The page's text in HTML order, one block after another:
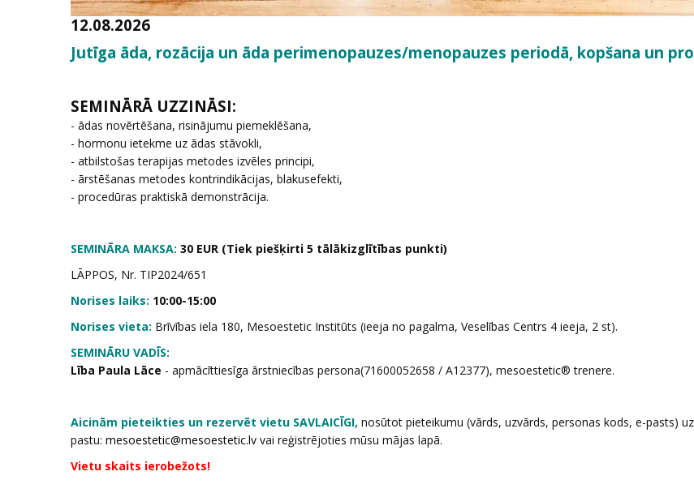
12.08.2026
Jutīga āda, rozācija un āda perimenopauzes/menopauzes periodā, kopšana un
SEMINĀRĀ UZZINĀSI:
- ādas novērtēšana, risinājumu piemeklēšana,
- hormonu ietekme uz ādas stāvokli,
- atbilstošas terapijas metodes izvēles principi,
- ārstēšanas metodes kontrindikācijas, blakusefekti,
- procedūras praktiskā demonstrācija.
SEMINĀRA MAKSA: 30 EUR (Tiek piešķirti 5 tālākizglītības punkti)
LĀPPOS, Nr. TIP2024/651
Norises laiks: 10:00-15:00
Norises vieta: Brīvības iela 180, Mesoestetic Institūts (ieeja no pagalma, Veselības Centrs 4 ieeja, 2 st).
SEMINĀRU VADĪS:
Lība Paula Lāce - apmācīttiesīga ārstniecības persona(71600052658 / A12377), mesoestetic® trenere.
Aicinām pieteikties un rezervēt vietu SAVLAICĪGI, nosūtot pieteikumu (vārds, uzvārds, personas kods, e-pasts)
pastu:
vai reģistrējoties mūsu mājas lapā.
Vietu skaits ierobežots!